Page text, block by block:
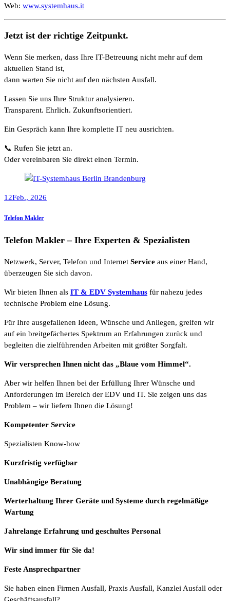
Web: www.systemhaus.it
Jetzt ist der richtige Zeitpunkt.
Wenn Sie merken, dass Ihre IT-Betreuung nicht mehr auf dem
aktuellen Stand ist,
dann warten Sie nicht auf den nächsten Ausfall.
Lassen Sie uns Ihre Struktur analysieren.
Transparent. Ehrlich. Zukunftsorientiert.
Ein Gespräch kann Ihre komplette IT neu ausrichten.
📞 Rufen Sie jetzt an.
Oder vereinbaren Sie direkt einen Termin.
12Feb., 2026
Telefon Makler
Telefon Makler – Ihre Experten & Spezialisten
Netzwerk, Server, Telefon und Internet Service aus einer Hand,
überzeugen Sie sich davon.
Wir bieten Ihnen als IT & EDV Systemhaus für nahezu jedes
technische Problem eine Lösung.
Für Ihre ausgefallenen Ideen, Wünsche und Anliegen, greifen wir
auf ein breitgefächertes Spektrum an Erfahrungen zurück und
begleiten die zielführenden Arbeiten mit größter Sorgfalt.
Wir versprechen Ihnen nicht das „Blaue vom Himmel“.
Aber wir helfen Ihnen bei der Erfüllung Ihrer Wünsche und
Anforderungen im Bereich der EDV und IT. Sie zeigen uns das
Problem – wir liefern Ihnen die Lösung!
Kompetenter Service
Spezialisten Know-how
Kurzfristig verfügbar
Unabhängige Beratung
Werterhaltung Ihrer Geräte und Systeme durch regelmäßige
Wartung
Jahrelange Erfahrung und geschultes Personal
Wir sind immer für Sie da!
Feste Ansprechpartner
Sie haben einen Firmen Ausfall, Praxis Ausfall, Kanzlei Ausfall oder